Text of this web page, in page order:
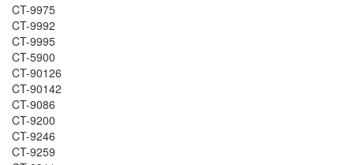
CT-9975
CT-9992
CT-9995
CT-5900
CT-90126
CT-90142
CT-9086
CT-9200
CT-9246
CT-9259